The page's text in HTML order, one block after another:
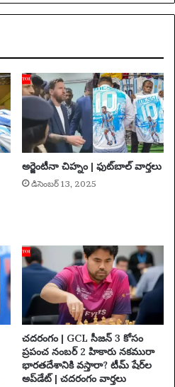
అర్జెంటీనా చిహ్నం | ఫుట్‌బాల్ వార్తలు
డిసెంబర్ 13, 2025
చదరంగం | GCL సీజన్ 3 కోసం
ప్రపంచ నంబర్ 2 హికారు నకమురా
భారతదేశానికి వస్తారా? టీమ్ షేర్‌ల
అప్‌డేట్ | చదరంగం వార్తలు